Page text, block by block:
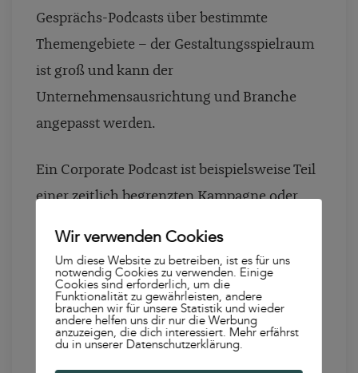
Gesprächs-Podcasts über bestimmte
Themengebiete – der Gestaltungsspielraum
ist groß und kann der
Unternehmensausrichtung und Branche
angepasst werden.
Ein Corporate Podcast ist beispielsweise Teil
einer zeitlich begrenzten Kampagne oder
Mediums, zu denen beispielsweise die
Kundenbindung zählt, vollständig
ausgespielt.
Wir verwenden Cookies
Um diese Website zu betreiben, ist es für uns
notwendig Cookies zu verwenden. Einige
Cookies sind erforderlich, um die
Funktionalität zu gewährleisten, andere
brauchen wir für unsere Statistik und wieder
andere helfen uns dir nur die Werbung
anzuzeigen, die dich interessiert. Mehr erfährst
du in unserer Datenschutzerklärung.